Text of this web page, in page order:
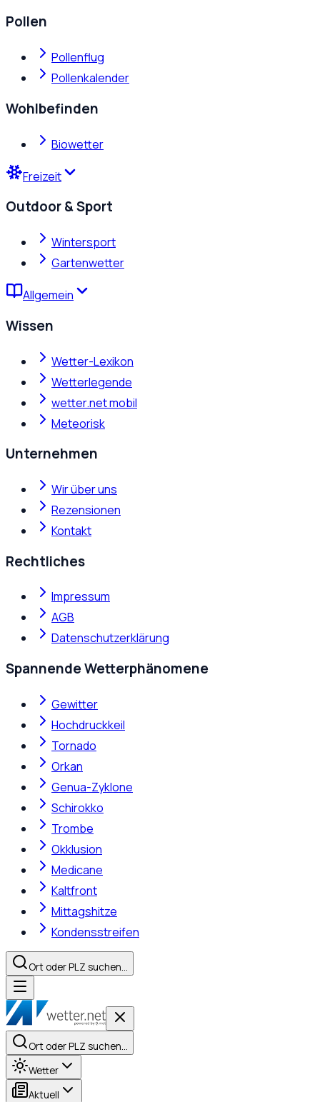
Pollen
Pollenflug
Pollenkalender
Wohlbefinden
Biowetter
Freizeit
Outdoor & Sport
Wintersport
Gartenwetter
Allgemein
Wissen
Wetter-Lexikon
Wetterlegende
wetter.net mobil
Meteorisk
Unternehmen
Wir über uns
Rezensionen
Kontakt
Rechtliches
Impressum
AGB
Datenschutzerklärung
Spannende Wetterphänomene
Gewitter
Hochdruckkeil
Tornado
Orkan
Genua-Zyklone
Schirokko
Trombe
Okklusion
Medicane
Kaltfront
Mittagshitze
Kondensstreifen
Ort oder PLZ suchen…
Ort oder PLZ suchen…
Wetter
Aktuell